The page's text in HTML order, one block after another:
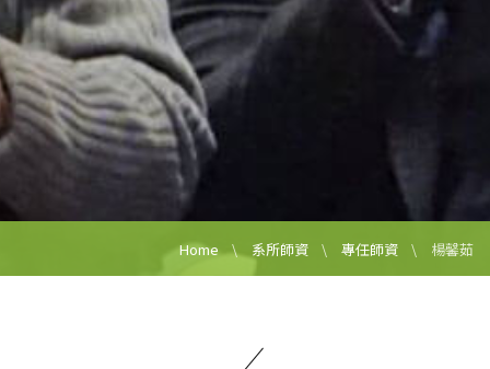
Home 系所師資 專任師資 楊馨茹